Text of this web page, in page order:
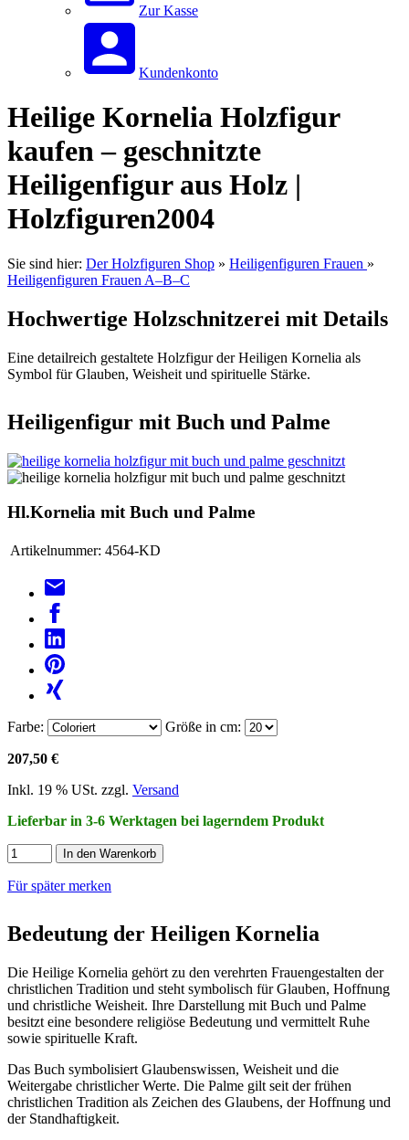
Zur Kasse
Kundenkonto
Heilige Kornelia Holzfigur
kaufen – geschnitzte
Heiligenfigur aus Holz |
Holzfiguren2004
Sie sind hier: Der Holzfiguren Shop » Heiligenfiguren Frauen »
Heiligenfiguren Frauen A–B–C
Hochwertige Holzschnitzerei mit Details
Eine detailreich gestaltete Holzfigur der Heiligen Kornelia als
Symbol für Glauben, Weisheit und spirituelle Stärke.
Heiligenfigur mit Buch und Palme
Hl.Kornelia mit Buch und Palme
Artikelnummer: 4564-KD
Farbe: Größe in cm:
207,50 €
Inkl. 19 % USt. zzgl. Versand
Lieferbar in 3-6 Werktagen bei lagerndem Produkt
In den Warenkorb
Für später merken
Bedeutung der Heiligen Kornelia
Die Heilige Kornelia gehört zu den verehrten Frauengestalten der
christlichen Tradition und steht symbolisch für Glauben, Hoffnung
und christliche Weisheit. Ihre Darstellung mit Buch und Palme
besitzt eine besondere religiöse Bedeutung und vermittelt Ruhe
sowie spirituelle Kraft.
Das Buch symbolisiert Glaubenswissen, Weisheit und die
Weitergabe christlicher Werte. Die Palme gilt seit der frühen
christlichen Tradition als Zeichen des Glaubens, der Hoffnung und
der Standhaftigkeit.